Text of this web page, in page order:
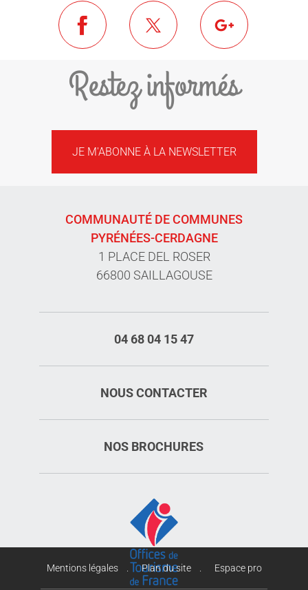
Restez informés
JE M'ABONNE À LA NEWSLETTER
COMMUNAUTÉ DE COMMUNES
PYRÉNÉES-CERDAGNE
1 PLACE DEL ROSER
66800 SAILLAGOUSE
04 68 04 15 47
NOUS CONTACTER
NOS BROCHURES
Mentions légales Plan du site Espace pro